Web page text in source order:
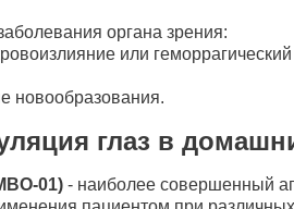
органа зрения:
или
новообразования.
глаз в
01) - наиболее совершенный